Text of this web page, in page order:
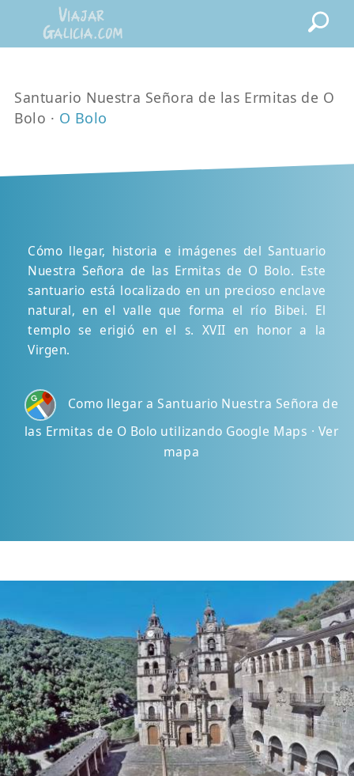
Santuario Nuestra Señora de las Ermitas de O
Bolo · O Bolo
Cómo llegar, historia e imágenes del Santuario
Nuestra Señora de las Ermitas de O Bolo. Este
santuario está localizado en un precioso enclave
natural, en el valle que forma el río Bibei. El
templo se erigió en el s. XVII en honor a la
Virgen.
Como llegar a Santuario Nuestra Señora de
las Ermitas de O Bolo utilizando Google Maps · Ver
mapa